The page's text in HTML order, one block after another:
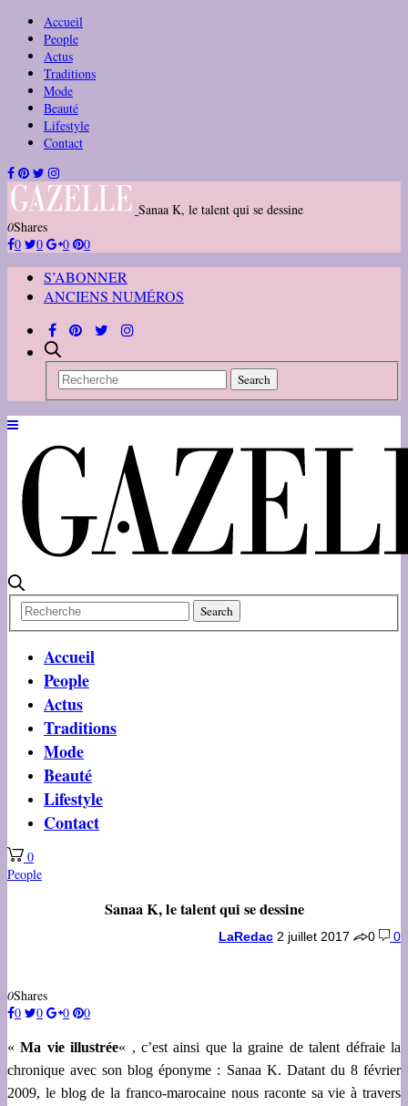
Accueil
People
Actus
Traditions
Mode
Beauté
Lifestyle
Contact
Sanaa K, le talent qui se dessine
0Shares
0
0 0 0
S’ABONNER
ANCIENS NUMÉROS
Accueil
People
Actus
Traditions
Mode
Beauté
Lifestyle
Contact
0
People
Sanaa K, le talent qui se dessine
LaRedac 2 juillet 2017 0 0
0Shares
0
0 0 0
«Ma vie illustrée« , c’est ainsi que la graine de talent défraie la
chronique avec son blog éponyme : Sanaa K. Datant du 8 février
2009, le blog de la franco-marocaine nous raconte sa vie à travers